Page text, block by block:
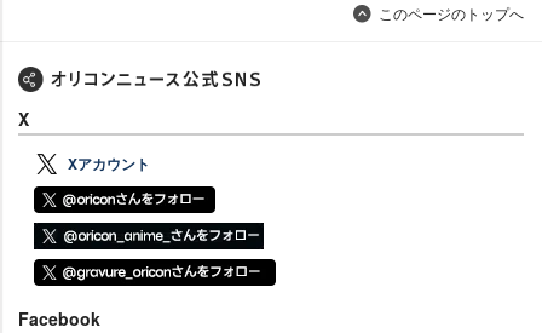
このページのトップへ
X
Xアカウント
Facebook